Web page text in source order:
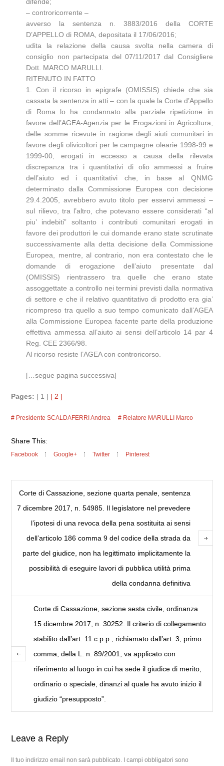
– controricorrente –
avverso la sentenza n. 3883/2016 della CORTE
D’APPELLO di ROMA, depositata il 17/06/2016;
udita la relazione della causa svolta nella camera di
consiglio non partecipata del 07/11/2017 dal Consigliere
Dott. MARCO MARULLI.
RITENUTO IN FATTO
1. Con il ricorso in epigrafe (OMISSIS) chiede che sia
cassata la sentenza in atti – con la quale la Corte d’Appello
di Roma lo ha condannato alla parziale ripetizione in
favore dell’AGEA-Agenzia per le Erogazioni in Agricoltura,
delle somme ricevute in ragione degli aiuti comunitari in
favore degli olivicoltori per le campagne olearie 1998-99 e
1999-00, erogati in eccesso a causa della rilevata
discrepanza tra i quantitativi di olio ammessi a fruire
dell’aiuto ed i quantitativi che, in base al QNMG
determinato dalla Commissione Europea con decisione
29.4.2005, avrebbero avuto titolo per esservi ammessi –
sul rilievo, tra l’altro, che potevano essere considerati “al
piu’ indebiti” soltanto i contributi comunitari erogati in
favore dei produttori le cui domande erano state scrutinate
successivamente alla detta decisione della Commissione
Europea, mentre, al contrario, non era contestato che le
domande di erogazione dell’aiuto presentate dal
(OMISSIS) rientrassero tra quelle che erano state
assoggettate a controllo nei termini previsti dalla normativa
di settore e che il relativo quantitativo di prodotto era gia’
ricompreso tra quello a suo tempo comunicato dall’AGEA
alla Commissione Europea facente parte della produzione
effettiva ammessa all’aiuto ai sensi dell’articolo 14 par 4
Reg. CEE 2366/98.
Al ricorso resiste l’AGEA con controricorso.
[…segue pagina successiva]
Pages: [ 1 ] [ 2 ]
Presidente SCALDAFERRI Andrea Relatore MARULLI Marco
Share This:
Facebook Google+ Twitter Pinterest
Corte di Cassazione, sezione quarta penale, sentenza
7 dicembre 2017, n. 54985. Il legislatore nel prevedere
l’ipotesi di una revoca della pena sostituita ai sensi
dell’articolo 186 comma 9 del codice della strada da
parte del giudice, non ha legittimato implicitamente la
possibilità di eseguire lavori di pubblica utilità prima
della condanna definitiva
Corte di Cassazione, sezione sesta civile, ordinanza
15 dicembre 2017, n. 30252. Il criterio di collegamento
stabilito dall’art. 11 c.p.p., richiamato dall’art. 3, primo
comma, della L. n. 89/2001, va applicato con
riferimento al luogo in cui ha sede il giudice di merito,
ordinario o speciale, dinanzi al quale ha avuto inizio il
giudizio “presupposto”.
Leave a Reply
Il tuo indirizzo email non sarà pubblicato.
I campi obbligatori sono